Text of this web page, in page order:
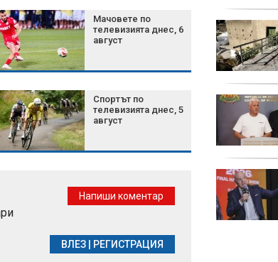
Мачовете по
телевизията днес, 6
август
Спортът по
телевизията днес, 5
август
Топката от "Ръката на
Бога" на Марадона
Тежка катастрофа с
четири коли и трима
пострадали затвори
и "Ливърпул" се
разбраха за Роналд
Напиши коментар
ВЛЕЗ РЕГИСТРАЦИЯ